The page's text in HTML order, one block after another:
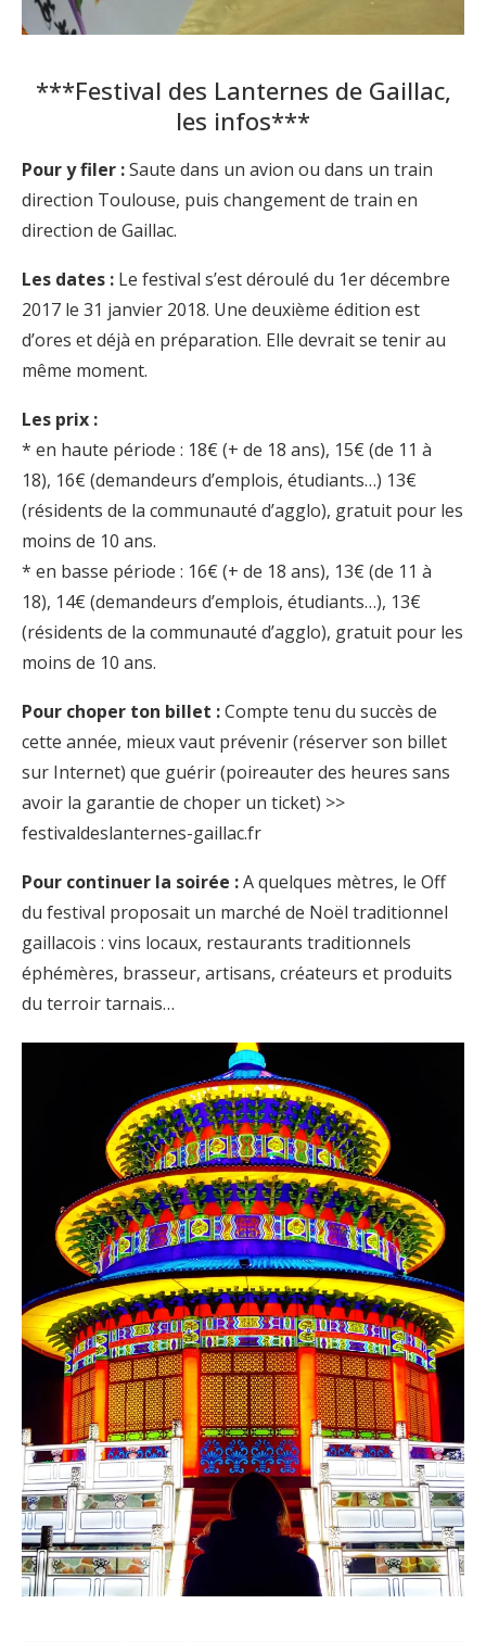
***Festival des Lanternes de Gaillac,
les infos***
Pour y filer :Saute dans un avion ou dans un train
direction Toulouse, puis changement de train en
direction de Gaillac.
Les dates : Le festival s’est déroulé du 1er décembre
2017 le 31 janvier 2018. Une deuxième édition est
d’ores et déjà en préparation. Elle devrait se tenir au
même moment.
Les prix :
* en haute période : 18€ (+ de 18 ans), 15€ (de 11 à
18), 16€ (demandeurs d’emplois, étudiants…) 13€
(résidents de la communauté d’agglo), gratuit pour les
moins de 10 ans.
* en basse période : 16€ (+ de 18 ans), 13€ (de 11 à
18), 14€ (demandeurs d’emplois, étudiants…), 13€
(résidents de la communauté d’agglo), gratuit pour les
moins de 10 ans.
Pour choper ton billet :Compte tenu du succès de
cette année, mieux vaut prévenir (réserver son billet
sur Internet) que guérir (poireauter des heures sans
avoir la garantie de choper un ticket) >>
festivaldeslanternes-gaillac.fr
Pour continuer la soirée :A quelques mètres, le Off
du festival proposait un marché de Noël traditionnel
gaillacois : vins locaux, restaurants traditionnels
éphémères, brasseur, artisans, créateurs et produits
du terroir tarnais…